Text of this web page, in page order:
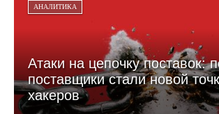
АНАЛИТИКА
Атаки на цепочку поставок:
поставщики стали новой
хакеров